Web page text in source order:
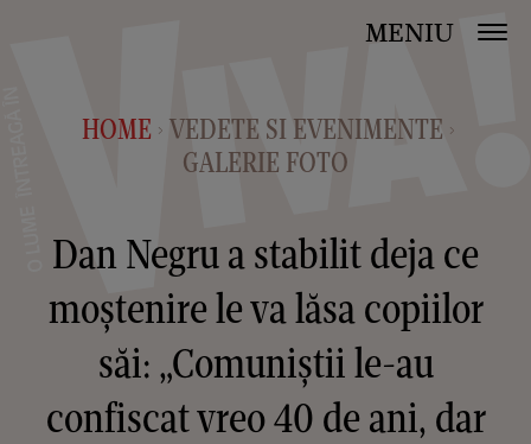
MENIU
HOME > VEDETE SI EVENIMENTE >
GALERIE FOTO
Dan Negru a stabilit deja ce
moștenire le va lăsa copiilor
săi: „Comuniștii le-au
confiscat vreo 40 de ani, dar